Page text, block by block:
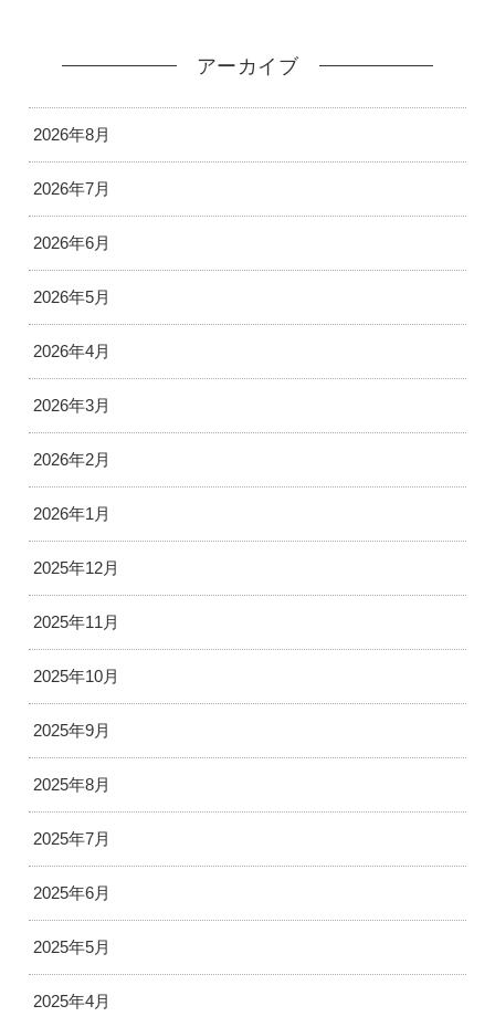
アーカイブ
2026年8月
2026年7月
2026年6月
2026年5月
2026年4月
2026年3月
2026年2月
2026年1月
2025年12月
2025年11月
2025年10月
2025年9月
2025年8月
2025年7月
2025年6月
2025年5月
2025年4月